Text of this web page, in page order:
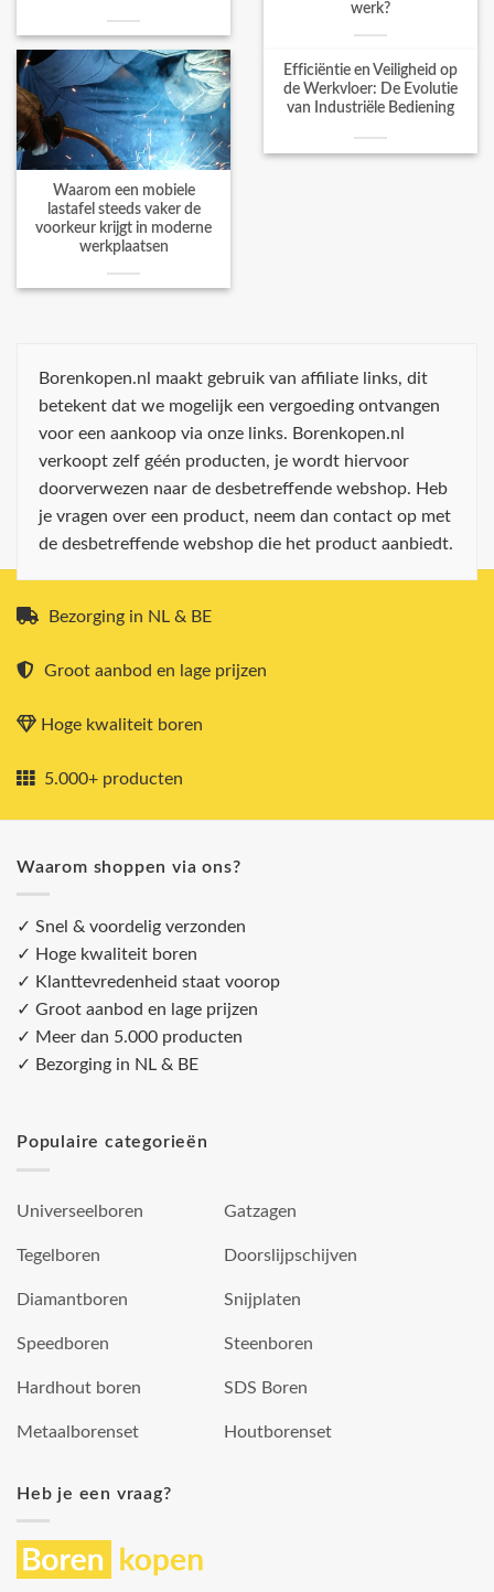
werk?
Waarom een mobiele
lastafel steeds vaker de
voorkeur krijgt in moderne
werkplaatsen
Efficiëntie en Veiligheid op
de Werkvloer: De Evolutie
van Industriële Bediening
Borenkopen.nl maakt gebruik van affiliate links, dit
betekent dat we mogelijk een vergoeding ontvangen
voor een aankoop via onze links. Borenkopen.nl
verkoopt zelf géén producten, je wordt hiervoor
doorverwezen naar de desbetreffende webshop. Heb
je vragen over een product, neem dan contact op met
de desbetreffende webshop die het product aanbiedt.
Bezorging in NL & BE
Groot aanbod en lage prijzen
Hoge kwaliteit boren
5.000+ producten
Waarom shoppen via ons?
✓ Snel & voordelig verzonden
✓ Hoge kwaliteit boren
✓ Klanttevredenheid staat voorop
✓ Groot aanbod en lage prijzen
✓ Meer dan 5.000 producten
✓ Bezorging in NL & BE
Populaire categorieën
Universeelboren
Tegelboren
Diamantboren
Speedboren
Hardhout boren
Metaalborenset
Gatzagen
Doorslijpschijven
Snijplaten
Steenboren
SDS Boren
Houtborenset
Heb je een vraag?